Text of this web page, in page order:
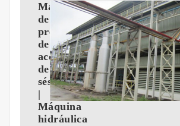
Máquina
de
prensa
de
aceite
de
sésamo
|
Máquina
hidráulica